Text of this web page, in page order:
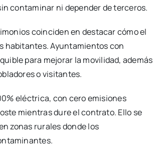
contaminar ni depender de terceros.
coinciden en destacar cómo el
habitantes. Ayuntamientos con
para mejorar la movilidad, además
o visitantes.
eléctrica, con cero emisiones
mientras dure el contrato. Ello se
zonas rurales donde los